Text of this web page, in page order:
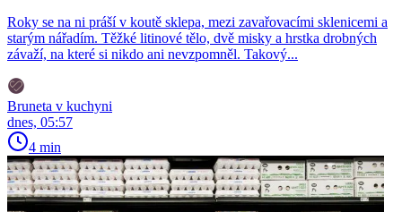
Roky se na ni práší v koutě sklepa, mezi zavařovacími sklenicemi a
starým nářadím. Těžké litinové tělo, dvě misky a hrstka drobných
závaží, na které si nikdo ani nevzpomněl. Takový...
Bruneta v kuchyni
dnes, 05:57
4 min